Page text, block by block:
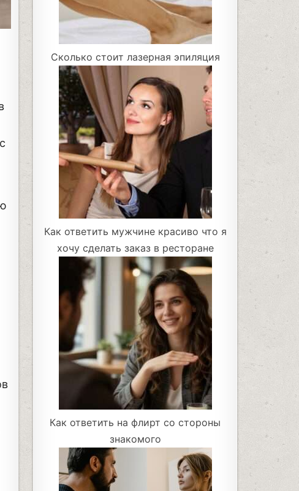
Сколько стоит лазерная эпиляция
Как ответить мужчине красиво что я
хочу сделать заказ в ресторане
Как ответить на флирт со стороны
знакомого